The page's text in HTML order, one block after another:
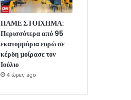
ΠΑΜΕ ΣΤΟΙΧΗΜΑ:
Περισσότερα από 95
εκατομμύρια ευρώ σε
κέρδη μοίρασε τον
Ιούλιο
4 ώρες ago